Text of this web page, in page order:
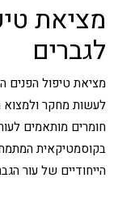
מציאת
לגברים
מציאת טיפול הפנים
לעשות מחקר ולמצוא
חומרים מותאמים
בקוסמטיקאית
הייחודיים של עור